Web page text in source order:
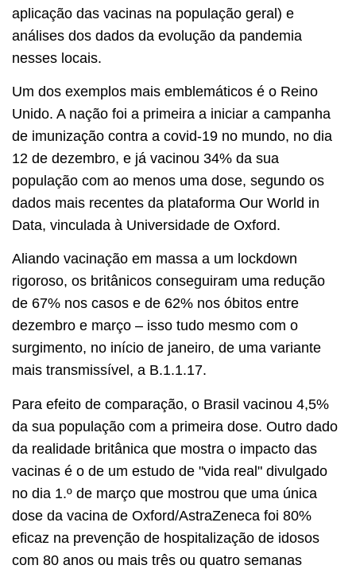
aplicação das vacinas na população geral) e
análises dos dados da evolução da pandemia
nesses locais.
Um dos exemplos mais emblemáticos é o Reino
Unido. A nação foi a primeira a iniciar a campanha
de imunização contra a covid-19 no mundo, no dia
12 de dezembro, e já vacinou 34% da sua
população com ao menos uma dose, segundo os
dados mais recentes da plataforma Our World in
Data, vinculada à Universidade de Oxford.
Aliando vacinação em massa a um lockdown
rigoroso, os britânicos conseguiram uma redução
de 67% nos casos e de 62% nos óbitos entre
dezembro e março – isso tudo mesmo com o
surgimento, no início de janeiro, de uma variante
mais transmissível, a B.1.1.17.
Para efeito de comparação, o Brasil vacinou 4,5%
da sua população com a primeira dose. Outro dado
da realidade britânica que mostra o impacto das
vacinas é o de um estudo de "vida real" divulgado
no dia 1.º de março que mostrou que uma única
dose da vacina de Oxford/AstraZeneca foi 80%
eficaz na prevenção de hospitalização de idosos
com 80 anos ou mais três ou quatro semanas